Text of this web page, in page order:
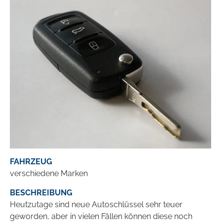
FAHRZEUG
verschiedene Marken
BESCHREIBUNG
Heutzutage sind neue Autoschlüssel sehr teuer
geworden, aber in vielen Fällen können diese noch